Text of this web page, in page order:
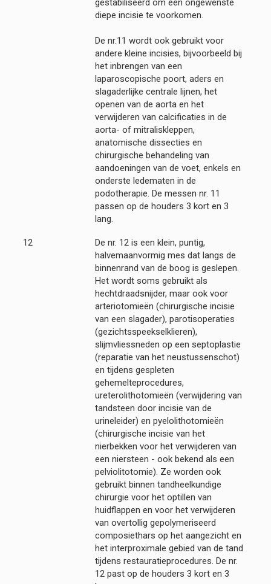
gestabiliseerd om een ​​ongewenste
diepe incisie te voorkomen.
De nr.11 wordt ook gebruikt voor
andere kleine incisies, bijvoorbeeld bij
het inbrengen van een
laparoscopische poort, aders en
slagaderlijke centrale lijnen, het
openen van de aorta en het
verwijderen van calcificaties in de
aorta- of mitraliskleppen,
anatomische dissecties en
chirurgische behandeling van
aandoeningen van de voet, enkels en
onderste ledematen in de
podotherapie. De messen nr. 11
passen op de houders 3 kort en 3
lang.
12
De nr. 12 is een klein, puntig,
halvemaanvormig mes dat langs de
binnenrand van de boog is geslepen.
Het wordt soms gebruikt als
hechtdraadsnijder, maar ook voor
arteriotomieën (chirurgische incisie
van een slagader), parotisoperaties
(gezichtsspeekselklieren),
slijmvliessneden op een septoplastie
(reparatie van het neustussenschot)
en tijdens gespleten
gehemelteprocedures,
ureterolithotomieën (verwijdering van
tandsteen door incisie van de
urineleider) en pyelolithotomieën
(chirurgische incisie van het
nierbekken voor het verwijderen van
een niersteen - ook bekend als een
pelviolitotomie). Ze worden ook
gebruikt binnen tandheelkundige
chirurgie voor het optillen van
huidflappen en voor het verwijderen
van overtollig gepolymeriseerd
composiethars op het aangezicht en
het interproximale gebied van de tand
tijdens restauratieprocedures. De nr.
12 past op de houders 3 kort en 3